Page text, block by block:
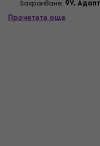
Захранване: 9V,
Прочетете още